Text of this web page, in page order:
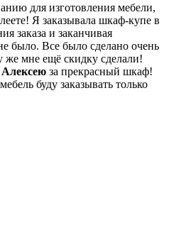
для изготовления мебели,
Я заказывала шкаф-купе в
заказа и заканчивая
было. Все было сделано очень
же мне ещё скидку сделали!
Алексею за прекрасный шкаф!
буду заказывать только